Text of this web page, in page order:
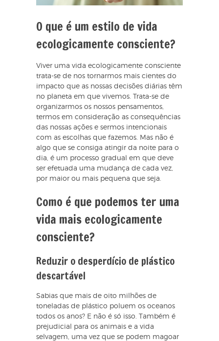
O que é um estilo de vida
ecologicamente consciente?
Viver uma vida ecologicamente consciente
trata-se de nos tornarmos mais cientes do
impacto que as nossas decisões diárias têm
no planeta em que vivemos. Trata-se de
organizarmos os nossos pensamentos,
termos em consideração as consequências
das nossas ações e sermos intencionais
com as escolhas que fazemos. Mas não é
algo que se consiga atingir da noite para o
dia, é um processo gradual em que deve
ser efetuada uma mudança de cada vez,
por maior ou mais pequena que seja.
Como é que podemos ter uma
vida mais ecologicamente
consciente?
Reduzir o desperdício de plástico
descartável
Sabias que mais de oito milhões de
toneladas de plástico poluem os oceanos
todos os anos? E não é só isso. Também é
prejudicial para os animais e a vida
selvagem, uma vez que se podem magoar